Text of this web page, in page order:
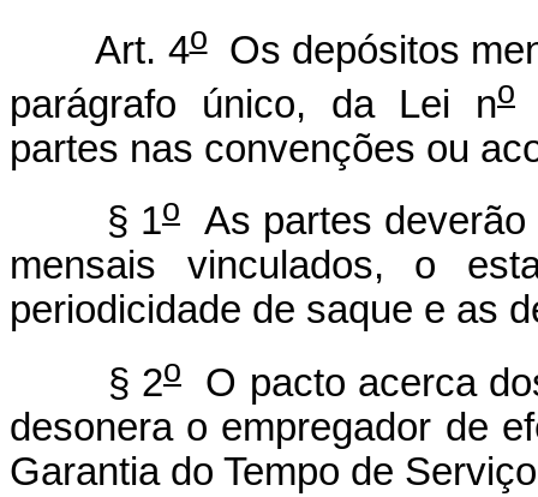
Art. 4oOs depósitos
parágrafo único, da Lei no
partes nas convenções ou
§ 1oAs partes deverão
mensais vinculados, o
periodicidade de saque e as
§ 2o
O pacto acerca
desonera o empregador de
Garantia do Tempo de